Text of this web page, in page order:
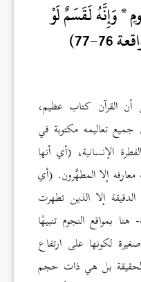
* وَإِنَّهُ لَقَسَمٌ لَوْ
76-77)
أن القرآن كتاب عظيم،
جميع تعاليمه مكتوبة في
الإنسانية، (أي أنها
إلا المطهَّرون. (أي
إلا الذين تطهرت
بمواقع النجوم تنبيهًا
لكونها على ارتفاع
بل هي ذات حجم